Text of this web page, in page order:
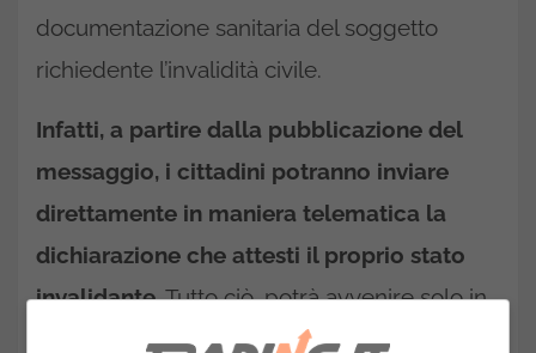
documentazione sanitaria del soggetto
richiedente l’invalidità civile.
Infatti, a partire dalla pubblicazione del
messaggio, i cittadini potranno inviare
direttamente in maniera telematica la
dichiarazione che attesti il proprio stato
invalidante.Tutto ciò, potrà avvenire solo in
alcuni specifici casi come: